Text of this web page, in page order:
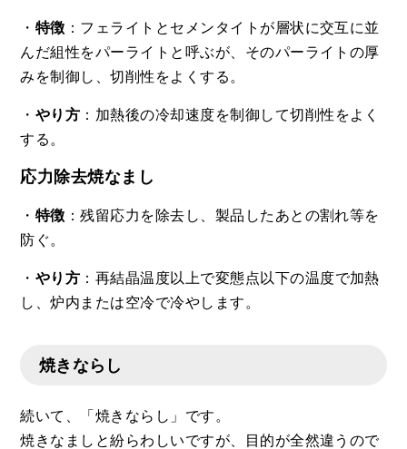
・ 特徴 ：フェライトとセメンタイトが層状に交互に並
んだ組性をパーライトと呼ぶが、そのパーライトの厚
みを制御し、切削性をよくする。
・ やり方 ：加熱後の冷却速度を制御して切削性をよく
する。
応力除去焼なまし
・ 特徴 ：残留応力を除去し、製品したあとの割れ等を
防ぐ。
・ やり方 ：再結晶温度以上で変態点以下の温度で加熱
し、炉内または空冷で冷やします。
焼きならし
続いて、「焼きならし」です。
焼きなましと紛らわしいですが、目的が全然違うので